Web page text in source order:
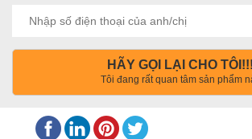
HÃY GỌI LẠI CHO TÔI!!!
Tôi đang rất quan tâm sản phẩm